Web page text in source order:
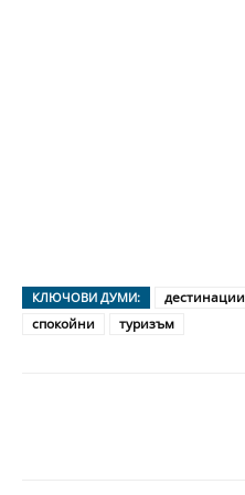
КЛЮЧОВИ ДУМИ: дестинации
спокойни
туризъм